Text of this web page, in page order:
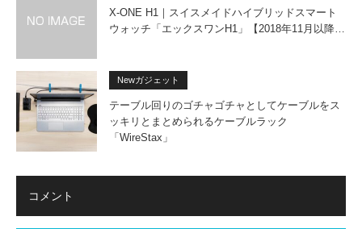
X-ONE H1｜スイスメイドハイブリッドスマート
ウォッチ「エックスワンH1」【2018年11月以降…
Newガジェット
テーブル回りのゴチャゴチャとしてケーブルをス
ッキリとまとめられるケーブルラック
「WireStax」
コメント